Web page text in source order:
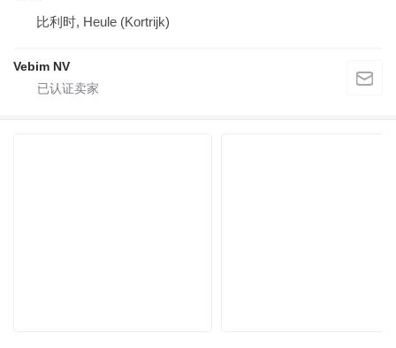
比利时, Heule (Kortrijk)
Vebim NV